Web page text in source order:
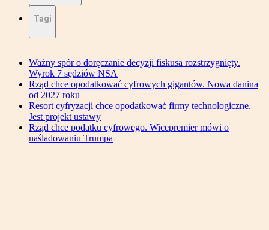
Tagi
Ważny spór o doręczanie decyzji fiskusa rozstrzygnięty.
Wyrok 7 sędziów NSA
Rząd chce opodatkować cyfrowych gigantów. Nowa danina
od 2027 roku
Resort cyfryzacji chce opodatkować firmy technologiczne.
Jest projekt ustawy
Rząd chce podatku cyfrowego. Wicepremier mówi o
naśladowaniu Trumpa